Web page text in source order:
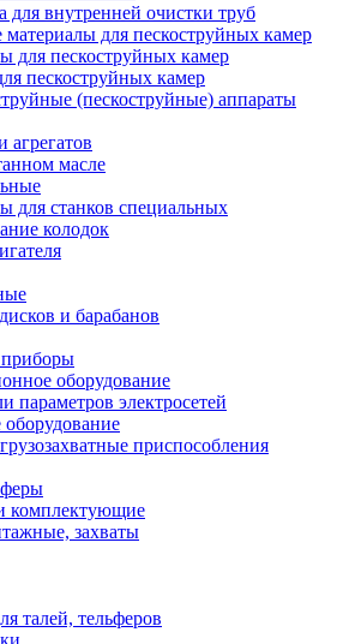
для внутренней очистки труб
материалы для пескоструйных камер
для пескоструйных камер
пескоструйных камер
(пескоструйные) аппараты
агрегатов
масле
для станков специальных
колодок
и барабанов
оборудование
параметров электросетей
приспособления
комплектующие
захваты
талей, тельферов